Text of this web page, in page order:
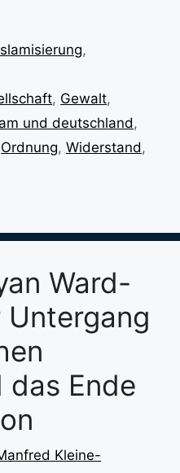
,
, Gewalt,
und deutschland ,
Ordnung, Widerstand ,
Ward-
Untergang
das Ende
Kleine-